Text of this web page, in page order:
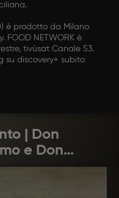
è prodotto da Milano
FOOD NETWORK è
tivùsat Canale 53.
su discovery+ subito
| Don
e Don
peccati